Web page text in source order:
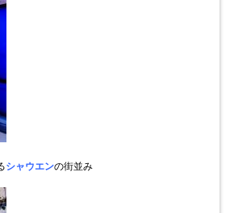
シャウエンの街並み